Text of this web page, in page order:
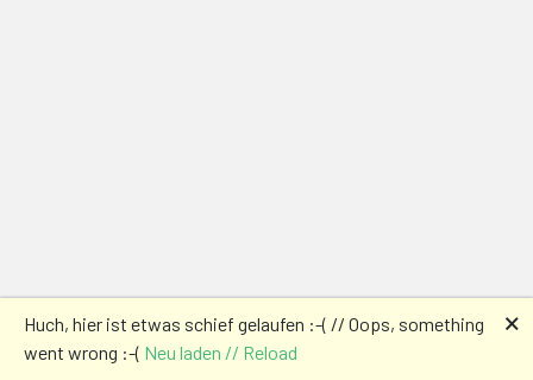
Huch, hier ist etwas schief gelaufen :-( // Oops, something
went wrong :-( Neu laden // Reload
🗙